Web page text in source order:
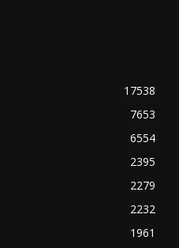
17538
7653
6554
2395
2279
2232
1961